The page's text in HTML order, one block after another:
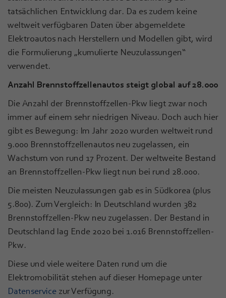
tatsächlichen Entwicklung dar. Da es zudem keine
weltweit verfügbaren Daten über abgemeldete
Elektroautos nach Herstellern und Modellen gibt, wird
die Formulierung „kumulierte Neuzulassungen“
verwendet.
Anzahl Brennstoffzellenautos steigt global auf 28.000
Die Anzahl der Brennstoffzellen-Pkw liegt zwar noch
immer auf einem sehr niedrigen Niveau. Doch auch hier
gibt es Bewegung: Im Jahr 2020 wurden weltweit rund
9.000 Brennstoffzellenautos neu zugelassen, ein
Wachstum von rund 17 Prozent. Der weltweite Bestand
an Brennstoffzellen-Pkw liegt nun bei rund 28.000.
Die meisten Neuzulassungen gab es in Südkorea (plus
5.800). Zum Vergleich: In Deutschland wurden 382
Brennstoffzellen-Pkw neu zugelassen. Der Bestand in
Deutschland lag Ende 2020 bei 1.016 Brennstoffzellen-
Pkw.
Diese und viele weitere Daten rund um die
Elektromobilität stehen auf dieser Homepage unter
Datenservice zur Verfügung.